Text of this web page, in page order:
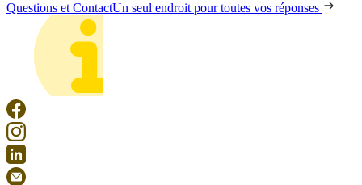
Questions et ContactUn seul endroit pour toutes vos réponses